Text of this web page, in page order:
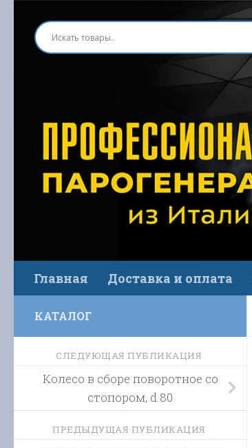
Перейти к содержимому
Главная Доставка и оплата
КАТАЛОГ
СЛЕДУЮЩАЯ ПУБЛИКАЦИЯ
Колесо в сборе поворотное со
стопором, d.80
ПРЕДЫДУЩАЯ ПУБЛИКАЦИЯ